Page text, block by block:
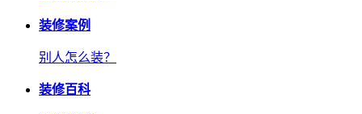
装修案例
别人怎么装？
装修百科